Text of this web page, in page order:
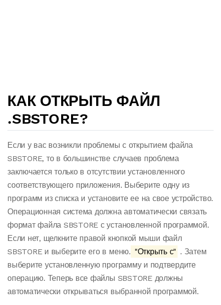
КАК ОТКРЫТЬ ФАЙЛ
.SBSTORE?
Если у вас возникли проблемы с открытием файла
SBSTORE, то в большинстве случаев проблема
заключается только в отсутствии установленного
соответствующего приложения. Выберите одну из
программ из списка и установите ее на свое устройство.
Операционная система должна автоматически связать
формат файла SBSTORE с установленной программой.
Если нет, щелкните правой кнопкой мыши файл
SBSTORE и выберите его в меню. "Открыть с" . Затем
выберите установленную программу и подтвердите
операцию. Теперь все файлы SBSTORE должны
автоматически открываться выбранной программой.